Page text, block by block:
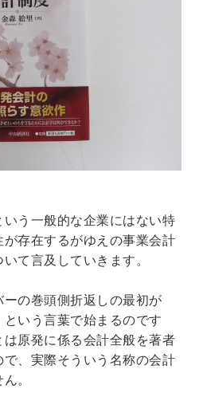
釣り
ハイキング・クライミング
医療・看護資格
工学・技術・環境
格関連
う一般的な企業にはない特
存在するがゆえの事業会計
て言及していきます。
の巻頭側折返しの最初が
という言葉で始まるのです
原発に係る会計全般を著者
、実際そういう名称の会計
。